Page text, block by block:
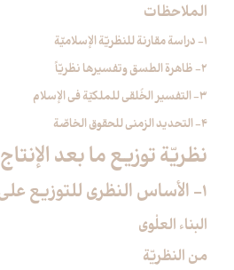
الملاحظات‏
1- دراسة مقارنة للنظريّة الإسلاميّة
2- ظاهرة الطسق وتفسيرها نظريّاً
3- التفسير الخُلقي للملكيّة في الإسلام‏
4- التحديد الزمني للحقوق الخاصّة
نظريّة توزيع ما بعد الإنتاج‏
1- الأساس النظري للتوزيع على عناصر الإنتاج‏
البناء العلْوي
من النظريّة